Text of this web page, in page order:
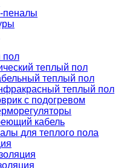
пол
теплый пол
теплый пол
теплый пол
с подогревом
кабель
для теплого пола